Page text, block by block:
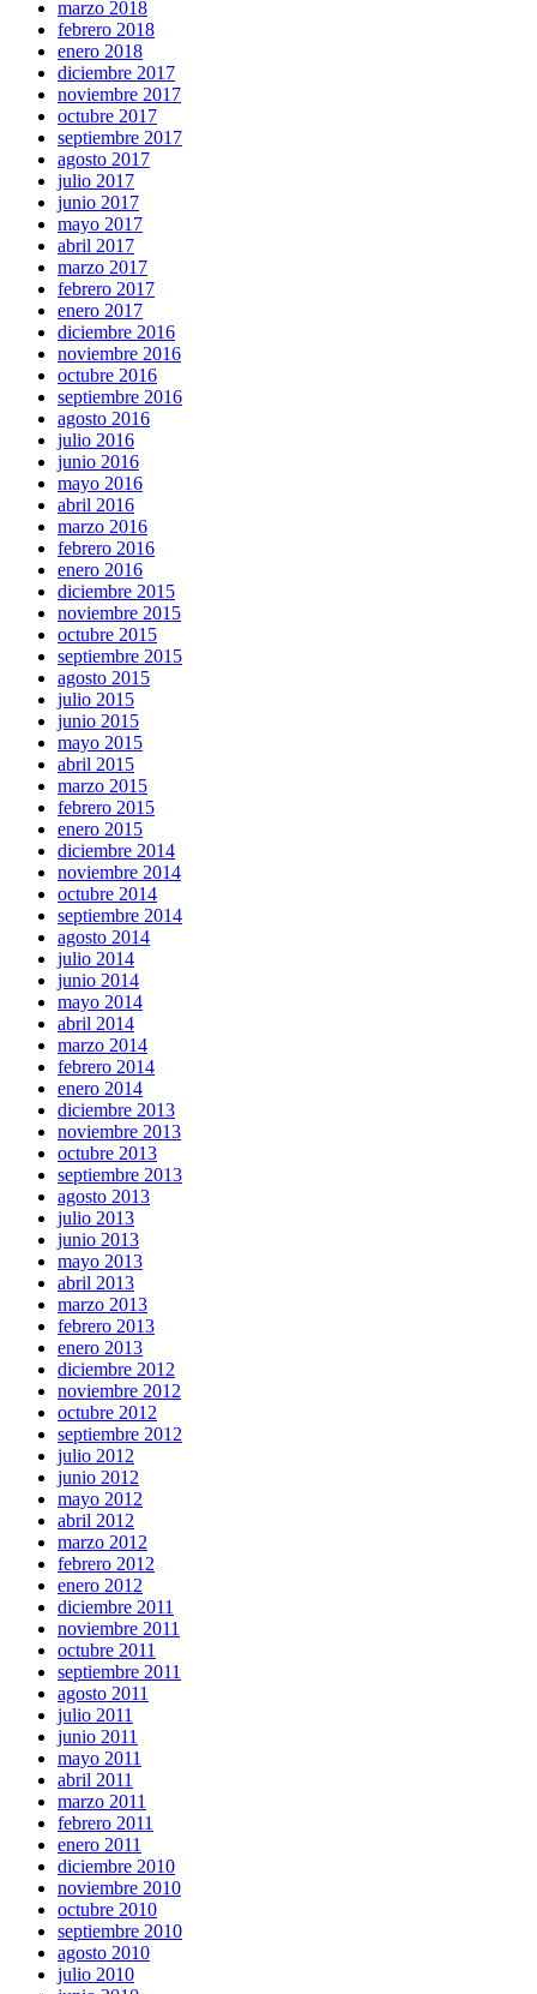
marzo 2018
febrero 2018
enero 2018
diciembre 2017
noviembre 2017
octubre 2017
septiembre 2017
agosto 2017
julio 2017
junio 2017
mayo 2017
abril 2017
marzo 2017
febrero 2017
enero 2017
diciembre 2016
noviembre 2016
octubre 2016
septiembre 2016
agosto 2016
julio 2016
junio 2016
mayo 2016
abril 2016
marzo 2016
febrero 2016
enero 2016
diciembre 2015
noviembre 2015
octubre 2015
septiembre 2015
agosto 2015
julio 2015
junio 2015
mayo 2015
abril 2015
marzo 2015
febrero 2015
enero 2015
diciembre 2014
noviembre 2014
octubre 2014
septiembre 2014
agosto 2014
julio 2014
junio 2014
mayo 2014
abril 2014
marzo 2014
febrero 2014
enero 2014
diciembre 2013
noviembre 2013
octubre 2013
septiembre 2013
agosto 2013
julio 2013
junio 2013
mayo 2013
abril 2013
marzo 2013
febrero 2013
enero 2013
diciembre 2012
noviembre 2012
octubre 2012
septiembre 2012
julio 2012
junio 2012
mayo 2012
abril 2012
marzo 2012
febrero 2012
enero 2012
diciembre 2011
noviembre 2011
octubre 2011
septiembre 2011
agosto 2011
julio 2011
junio 2011
mayo 2011
abril 2011
marzo 2011
febrero 2011
enero 2011
diciembre 2010
noviembre 2010
octubre 2010
septiembre 2010
agosto 2010
julio 2010